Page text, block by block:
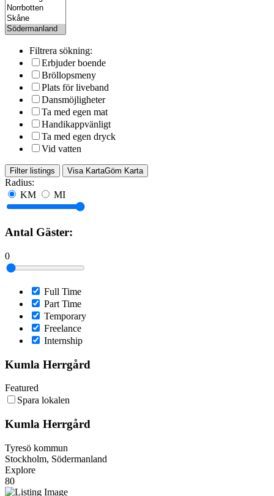
Filtrera sökning:
Erbjuder boende
Bröllopsmeny
Plats för liveband
Dansmöjligheter
Ta med egen mat
Handikappvänligt
Ta med egen dryck
Vid vatten
Filter listings Visa KartaGöm Karta
Radius:
KM
MI
Antal Gäster:
0
Full Time
Part Time
Temporary
Freelance
Internship
Kumla Herrgård
Featured
Spara lokalen
Kumla Herrgård
Tyresö kommun
Stockholm, Södermanland
Explore
80